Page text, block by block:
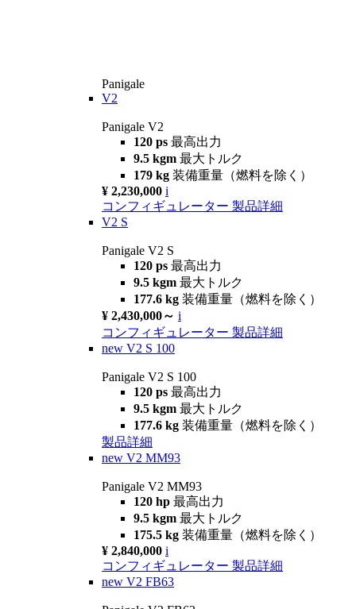
Panigale
V2
Panigale V2
120 ps 最高出力
9.5 kgm 最大トルク
179 kg 装備重量（燃料を除く）
¥ 2,230,000 i
コンフィギュレーター 製品詳細
V2 S
Panigale V2 S
120 ps 最高出力
9.5 kgm 最大トルク
177.6 kg 装備重量（燃料を除く）
¥ 2,430,000～ i
コンフィギュレーター 製品詳細
new V2 S 100
Panigale V2 S 100
120 ps 最高出力
9.5 kgm 最大トルク
177.6 kg 装備重量（燃料を除く）
製品詳細
new V2 MM93
Panigale V2 MM93
120 hp 最高出力
9.5 kgm 最大トルク
175.5 kg 装備重量（燃料を除く）
¥ 2,840,000 i
コンフィギュレーター 製品詳細
new V2 FB63